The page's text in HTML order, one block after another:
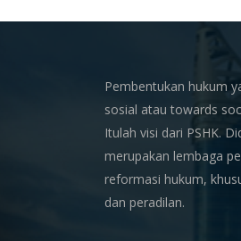
Pembentukan hukum
sosial atau towards
Itulah visi dari PSHK.
merupakan lembaga
reformasi hukum,
dan peradilan.